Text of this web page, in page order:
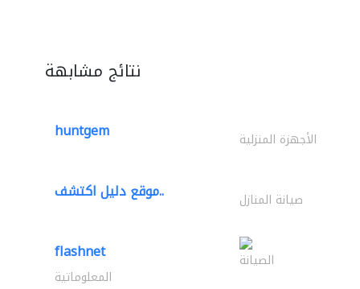
نتائج مشابهة
huntgem الأجهزة المنزلية
موقع دليل اكتشف.. صيانة المنازل
flashnet الصيانة
المعلوماتية